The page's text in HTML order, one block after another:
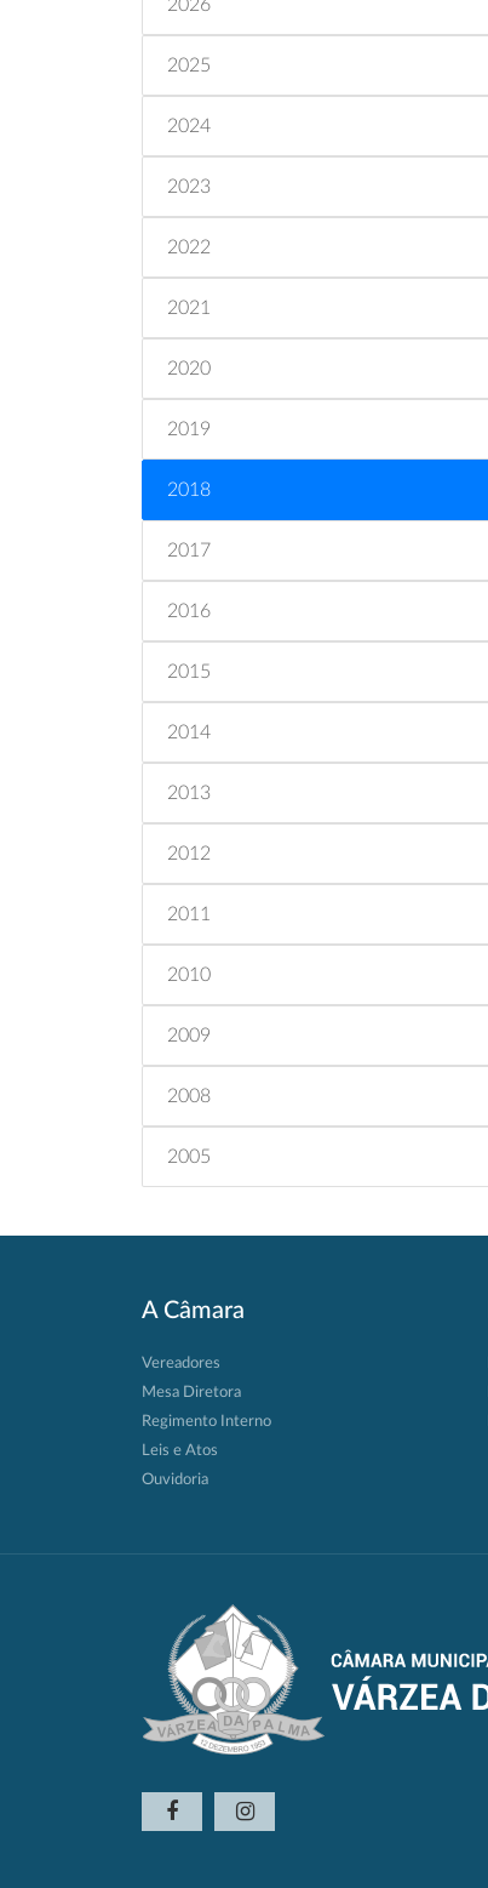
2026
2025
2024
2023
2022
2021
2020
2019
2018
2017
2016
2015
2014
2013
2012
2011
2010
2009
2008
2005
A Câmara
Vereadores
Mesa Diretora
Regimento Interno
Leis e Atos
Ouvidoria